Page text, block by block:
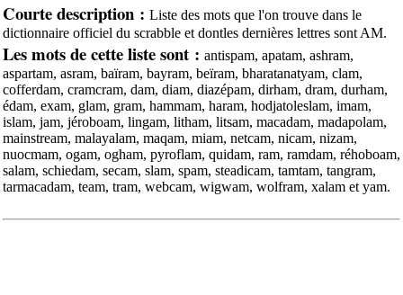
Courte description : Liste des mots que l'on trouve dans le
dictionnaire officiel du scrabble et dontles dernières lettres sont AM.
Les mots de cette liste sont : antispam, apatam, ashram,
aspartam, asram, baïram, bayram, beïram, bharatanatyam, clam,
cofferdam, cramcram, dam, diam, diazépam, dirham, dram, durham,
édam, exam, glam, gram, hammam, haram, hodjatoleslam, imam,
islam, jam, jéroboam, lingam, litham, litsam, macadam, madapolam,
mainstream, malayalam, maqam, miam, netcam, nicam, nizam,
nuocmam, ogam, ogham, pyroflam, quidam, ram, ramdam, réhoboam,
salam, schiedam, secam, slam, spam, steadicam, tamtam, tangram,
tarmacadam, team, tram, webcam, wigwam, wolfram, xalam et yam.